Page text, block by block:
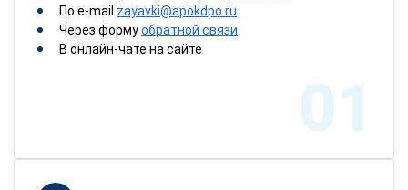
По e-mail zayavki@apokdpo.ru
Через формуобратной связи
В онлайн-чате на сайте
01